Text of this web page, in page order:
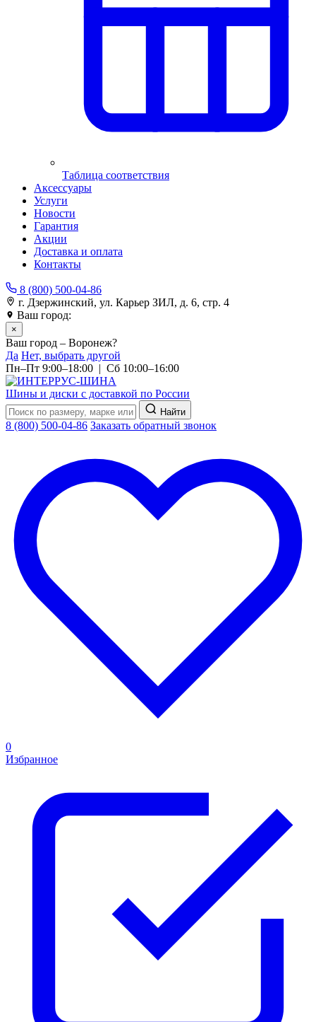
Таблица соответствия
Аксессуары
Услуги
Новости
Гарантия
Акции
Доставка и оплата
Контакты
8 (800) 500-04-86
г. Дзержинский, ул. Карьер ЗИЛ, д. 6, стр. 4
Ваш город:
×
Ваш город – Воронеж?
Да Нет, выбрать другой
Пн–Пт 9:00–18:00 | Сб 10:00–16:00
Шины и диски с доставкой по России
Найти
8 (800) 500-04-86 Заказать обратный звонок
0
Избранное